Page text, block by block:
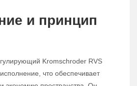
и принцип
Kromschroder RVS
что обеспечивает